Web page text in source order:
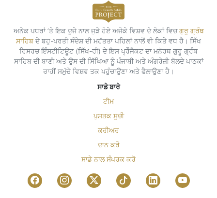
ਅਨੇਕ ਪਧਰਾਂ ’ਤੇ ਇਕ ਦੂਜੇ ਨਾਲ ਜੁੜੇ ਹੋਏ ਅਜੋਕੇ ਵਿਸ਼ਵ ਦੇ ਲੋਕਾਂ ਵਿਚਗੁਰੂ ਗ੍ਰੰਥ
ਸਾਹਿਬ ਦੇ ਬਹੁ-ਪਰਤੀ ਸੰਦੇਸ਼ ਦੀ ਮਹੱਤਤਾ ਪਹਿਲਾਂ ਨਾਲੋਂ ਵੀ ਕਿਤੇ ਵਧ ਹੈ। ਸਿੱਖ
ਰਿਸਰਚ ਇੰਸਟੀਟਿਊਟ (ਸਿੱਖ-ਰੀ) ਦੇ ਇਸ ਪ੍ਰੌਜੈਕਟ ਦਾ ਮਨੋਰਥ ਗੁਰੂ ਗ੍ਰੰਥ
ਸਾਹਿਬ ਦੀ ਬਾਣੀ ਅਤੇ ਉਸ ਦੀ ਸਿੱਖਿਆ ਨੂੰ ਪੰਜਾਬੀ ਅਤੇ ਅੰਗਰੇਜ਼ੀ ਬੋਲਦੇ ਪਾਠਕਾਂ
ਰਾਹੀਂ ਸਮੁੱਚੇ ਵਿਸ਼ਵ ਤਕ ਪਹੁੰਚਾਉਣਾ ਅਤੇ ਫੈਲਾਉਣਾ ਹੈ।
ਸਾਡੇ ਬਾਰੇ
ਟੀਮ
ਪੁਸਤਕ ਸੂਚੀ
ਕਰੀਅਰ
ਦਾਨ ਕਰੋ
ਸਾਡੇ ਨਾਲ ਸੰਪਰਕ ਕਰੋ